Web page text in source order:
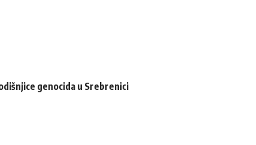
genocida u Srebrenici